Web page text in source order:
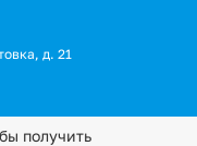
д. 21
получить